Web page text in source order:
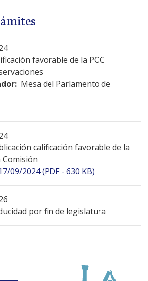
favorable de la POC
Mesa del Parlamento de
calificación favorable de la
09/2024 (PDF - 630 KB)
por fin de legislatura